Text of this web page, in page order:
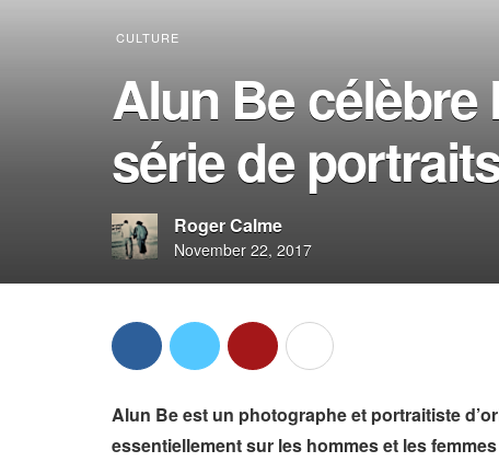
CULTURE
Alun Be célèbre
série de
Roger Calme
November 22, 2017
Alun Be est un photographe et portraitiste
essentiellement sur les hommes et les